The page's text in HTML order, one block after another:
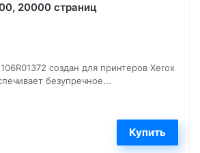
20000 страниц
создан для принтеров Xerox
безупречное...